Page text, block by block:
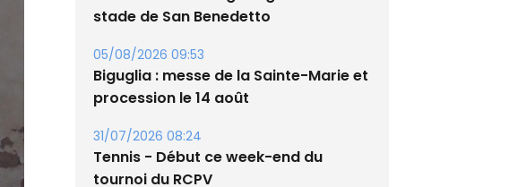
06/08/2026 15:04
stade de San Benedetto
05/08/2026 09:53
procession le 14 août
31/07/2026 08:24